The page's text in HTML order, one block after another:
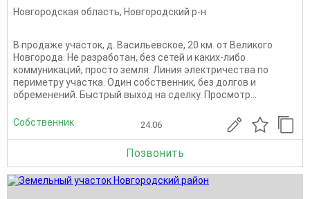
Новгородская область, Новгородский р-н
В продаже участок, д. Васильевское, 20 км. от Великого
Новгорода. Не разработан, без сетей и каких-либо
коммуникаций, просто земля. Линия электричества по
периметру участка. Один собственник, без долгов и
обременений. Быстрый выход на сделку. Просмотр...
Собственник 24.06
Позвонить